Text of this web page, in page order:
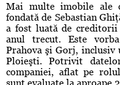
Mai multe imobile ale
fondată de Sebastian
a fost luată de
anul trecut. Este
Prahova şi Gorj, inclusiv
Ploieşti. Potrivit
companiei, aflat pe